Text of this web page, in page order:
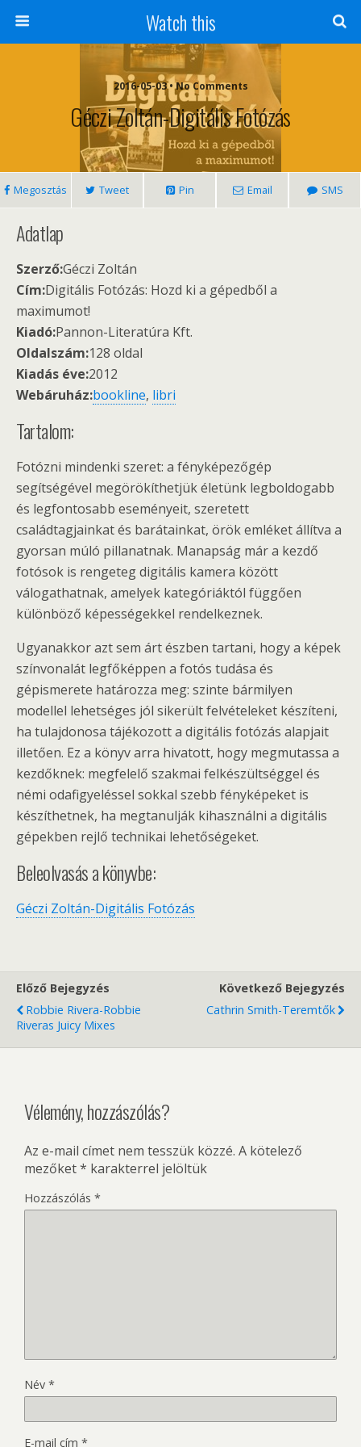
Watch this
2016-05-03 • No Comments
Géczi Zoltán-Digitális Fotózás
Megosztás Tweet Pin Email SMS
Adatlap
Szerző:Géczi Zoltán
Cím:Digitális Fotózás: Hozd ki a gépedből a
maximumot!
Kiadó:Pannon-Literatúra Kft.
Oldalszám:128 oldal
Kiadás éve:2012
Webáruház:bookline, libri
Tartalom:
Fotózni mindenki szeret: a fényképezőgép
segítségével megörökíthetjük életünk legboldogabb
és legfontosabb eseményeit, szeretett
családtagjainkat és barátainkat, örök emléket állítva a
gyorsan múló pillanatnak. Manapság már a kezdő
fotósok is rengeteg digitális kamera között
válogathatnak, amelyek kategóriáktól függően
különböző képességekkel rendelkeznek.
Ugyanakkor azt sem árt észben tartani, hogy a képek
színvonalát legfőképpen a fotós tudása és
gépismerete határozza meg: szinte bármilyen
modellel lehetséges jól sikerült felvételeket készíteni,
ha tulajdonosa tájékozott a digitális fotózás alapjait
illetően. Ez a könyv arra hivatott, hogy megmutassa a
kezdőknek: megfelelő szakmai felkészültséggel és
némi odafigyeléssel sokkal szebb fényképeket is
készíthetnek, ha megtanulják kihasználni a digitális
gépekben rejlő technikai lehetőségeket.
Beleolvasás a könyvbe:
Géczi Zoltán-Digitális Fotózás
Előző Bejegyzés
Robbie Rivera-Robbie
Riveras Juicy Mixes
Következő Bejegyzés
Cathrin Smith-Teremtők
Vélemény, hozzászólás?
Az e-mail címet nem tesszük közzé. A kötelező
mezőket* karakterrel jelöltük
Hozzászólás *
Név *
E-mail cím *